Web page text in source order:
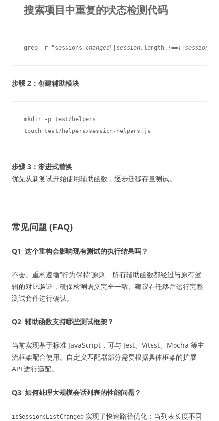
搜索项目中重复的状态检测代码
grep -r "sessions. changed\|session. length. !==\|session.
步骤 2：创建辅助模块
mkdir -p test/helpers
步骤 3：渐进式替换
优先从新测试开始使用辅助函数，逐步迁移存量测试。
—
常见问题 (FAQ)
Q1: 这个重构会影响现有测试的执行结果吗？
不会。重构遵循”行为保持”原则，所有辅助函数都经过与原有逻
辑的对比验证，确保检测语义完全一致。建议在迁移后运行完整
测试套件进行确认。
Q2: 辅助函数支持哪些测试框架？
当前实现基于标准 JavaScript，可与 Jest、Vitest、Mocha 等主
流框架配合使用。自定义匹配器部分需要根据具体框架的扩展
API 进行适配。
Q3: 如何处理大规模会话列表的性能问题？
isSessionsListChanged 实现了快速路径优化：当列表长度不同